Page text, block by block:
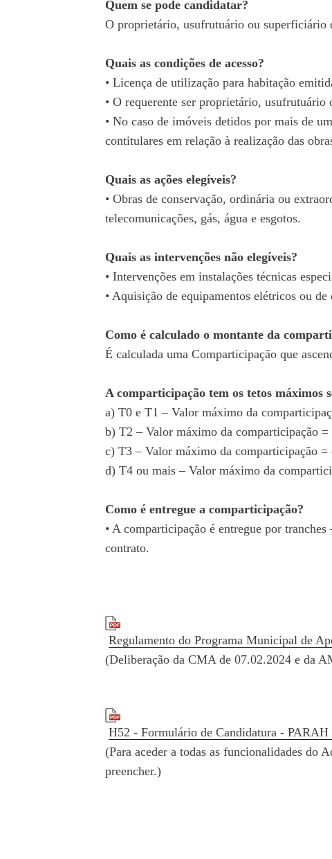
Quem se pode candidatar?
O proprietário, usufrutuário ou superficiário
Quais as condições de acesso?
• Licença de utilização para habitação
• O requerente ser proprietário,
• No caso de imóveis detidos por mais de
contitulares em relação à realização das
Quais as ações elegíveis?
• Obras de conservação, ordinária ou
telecomunicações, gás, água e esgotos.
Quais as intervenções não elegíveis?
• Intervenções em instalações técnicas
• Aquisição de equipamentos elétricos ou
Como é calculado o montante da
É calculada uma Comparticipação que
A comparticipação tem os tetos máximos
a) T0 e T1 – Valor máximo da
b) T2 – Valor máximo da comparticipação =
c) T3 – Valor máximo da comparticipação =
d) T4 ou mais – Valor máximo da
Como é entregue a comparticipação?
• A comparticipação é entregue por
contrato.
Regulamento do Programa Municipal de
(Deliberação da CMA de 07.02.2024 e da
H52 - Formulário de Candidatura - PARAH
(Para aceder a todas as funcionalidades do
preencher.)